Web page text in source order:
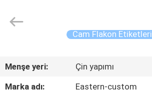
ÜRÜN:%
Cam Flakon Etiketleri
Menşe yeri:
Çin yapımı
Marka adı:
Eastern-custom